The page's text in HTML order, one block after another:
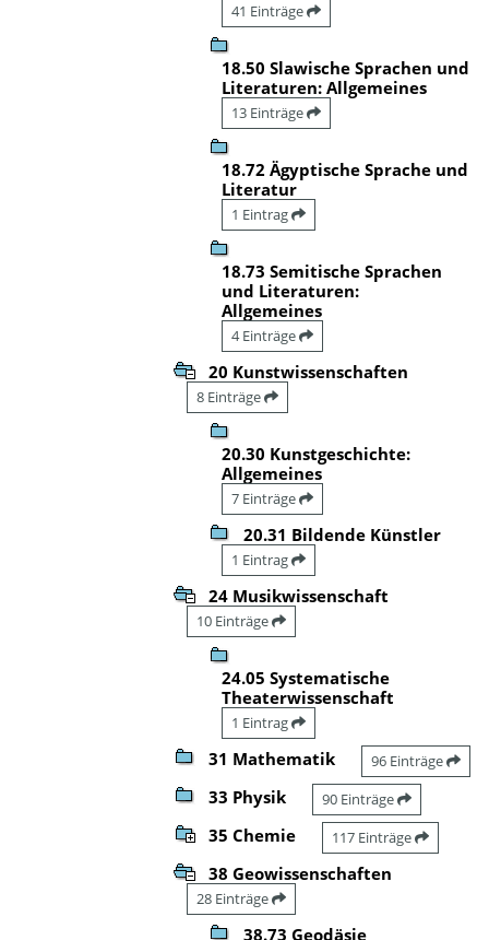
41 Einträge
18.50 Slawische Sprachen und
Literaturen: Allgemeines
13 Einträge
18.72 Ägyptische Sprache und
Literatur
1 Eintrag
18.73 Semitische Sprachen
und Literaturen:
Allgemeines
4 Einträge
20 Kunstwissenschaften
8 Einträge
20.30 Kunstgeschichte:
Allgemeines
7 Einträge
20.31 Bildende Künstler
1 Eintrag
24 Musikwissenschaft
10 Einträge
24.05 Systematische
Theaterwissenschaft
1 Eintrag
31 Mathematik 96 Einträge
33 Physik 90 Einträge
35 Chemie 117 Einträge
38 Geowissenschaften
28 Einträge
38.73 Geodäsie